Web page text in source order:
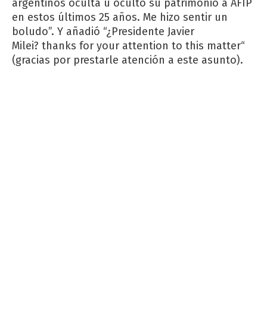
argentinos oculta u ocultó su patrimonio a AFIP
en estos últimos 25 años. Me hizo sentir un
boludo”. Y añadió “¿Presidente Javier
Milei? thanks for your attention to this matter“
(gracias por prestarle atención a este asunto).